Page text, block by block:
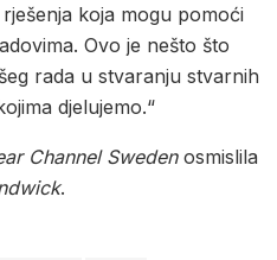
koja mogu pomoći
Ovo je nešto što
rada u stvaranju stvarnih
djelujemo.“
Channel Sweden osmislila
.